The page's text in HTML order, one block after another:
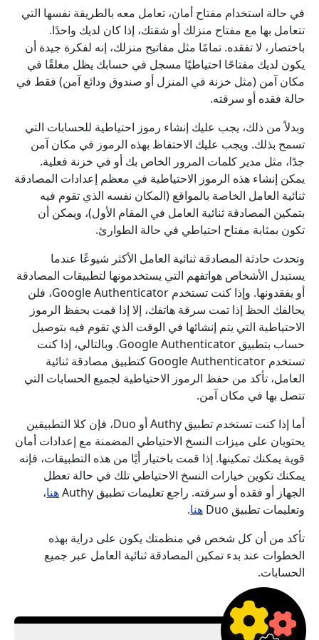
في حالة استخدام مفتاح أمان، تعامل معه بالطريقة نفسها التي
تتعامل بها مع مفتاح منزلك أو شقتك، إذا كان لديك واحدًا.
باختصار، لا تفقده. تمامًا مثل مفاتيح منزلك، إنه لفكرة جيدة أن
يكون لديك مفتاحًا احتياطيًا مسجل في حسابك يظل مغلقًا في
مكان آمن (مثل خزنة في المنزل أو صندوق ودائع آمن) فقط في
حالة فقده أو سرقته.
وبدلاً من ذلك، يجب عليك إنشاء رموز احتياطية للحسابات التي
تسمح بذلك. ويجب عليك الاحتفاظ بهذه الرموز في مكان آمن
جدًا، مثل مدير كلمات المرور الخاص بك أو في خزنة فعلية.
يمكن إنشاء هذه الرموز الاحتياطية في معظم إعدادات المصادقة
ثنائية العامل الخاصة بالمواقع (المكان نفسه الذي تقوم فيه
بتمكين المصادقة ثنائية العامل في المقام الأول)، ويمكن أن
تكون بمثابة مفتاح احتياطي في حالة الطوارئ.
وتحدث حادثة المصادقة ثنائية العامل الأكثر شيوعًا عندما
يستبدل الأشخاص هواتفهم التي يستخدمونها لتطبيقات المصادقة
أو يفقدونها. وإذا كنت تستخدم Google Authenticator، فلن
يحالفك الحظ إذا تمت سرقة هاتفك، إلا إذا قمت بحفظ الرموز
الاحتياطية التي يتم إنشائها في الوقت الذي تقوم فيه بتوصيل
حساب بتطبيق Google Authenticator. وبالتالي، إذا كنت
تستخدم Google Authenticator كتطبيق مصادقة ثنائية
العامل، تأكد من حفظ الرموز الاحتياطية لجميع الحسابات التي
تتصل بها في مكان آمن.
أما إذا كنت تستخدم تطبيق Authy أو Duo، فإن كلا التطبيقين
يحتويان على ميزات النسخ الاحتياطي المضمنة مع إعدادات أمان
قوية يمكنك تمكينها. إذا قمت باختيار أيًا من هذه التطبيقات، فإنه
يمكنك تكوين خيارات النسخ الاحتياطي تلك في حالة تعطل
الجهاز أو فقده أو سرقته. راجع تعليمات تطبيق Authy
هنا،
وتعليمات تطبيق Duo
هنا.
تأكد من أن كل شخص في منظمتك يكون على دراية بهذه
الخطوات عند بدء تمكين المصادقة ثنائية العامل عبر جميع
الحسابات.